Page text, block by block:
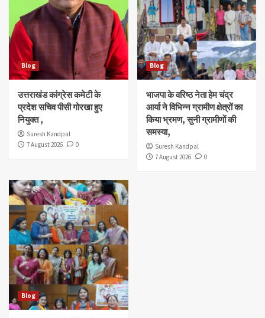
Blog
उत्तराखंड कांग्रेस कमेटी के
प्रदेश सचिव पीसी गोरखा हुए
नियुक्त ,
Suresh Kandpal
7 August 2026
0
Blog
भाजपा के वरिष्ठ नेता हेम चंद्र
आर्या ने विभिन्न ग्रामीण क्षेत्रों का
किया भ्रमण, सुनी ग्रामीणों की
समस्या,
Suresh Kandpal
7 August 2026
0
Blog